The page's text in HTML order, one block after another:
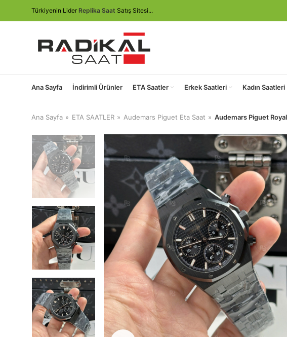
Türkiyenin Lider Replika Saat Satış Sitesi...
Ana Sayfa İndirimli Ürünler ETA Saatler Erkek Saatleri Kadın Saatleri
Ana Sayfa ETA SAATLER Audemars Piguet Eta Saat Audemars Piguet